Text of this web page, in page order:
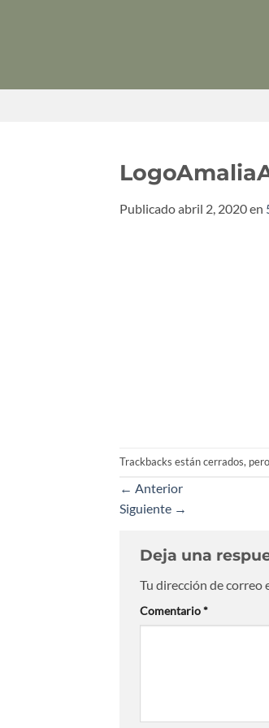
Publicadoabril 2, 2020en
Trackbacks están cerrados,
← Anterior
Siguiente →
Deja una
Tu dirección de correo
Comentario*